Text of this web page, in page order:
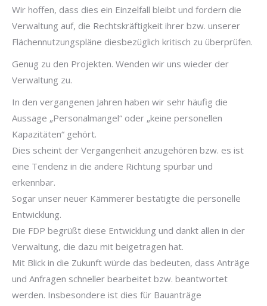
Wir hoffen, dass dies ein Einzelfall bleibt und fordern die
Verwaltung auf, die Rechtskräftigkeit ihrer bzw. unserer
Flächennutzungspläne diesbezüglich kritisch zu überprüfen.
Genug zu den Projekten. Wenden wir uns wieder der
Verwaltung zu.
In den vergangenen Jahren haben wir sehr häufig die
Aussage „Personalmangel“ oder „keine personellen
Kapazitäten“ gehört.
Dies scheint der Vergangenheit anzugehören bzw. es ist
eine Tendenz in die andere Richtung spürbar und
erkennbar.
Sogar unser neuer Kämmerer bestätigte die personelle
Entwicklung.
Die FDP begrüßt diese Entwicklung und dankt allen in der
Verwaltung, die dazu mit beigetragen hat.
Mit Blick in die Zukunft würde das bedeuten, dass Anträge
und Anfragen schneller bearbeitet bzw. beantwortet
werden. Insbesondere ist dies für Bauanträge